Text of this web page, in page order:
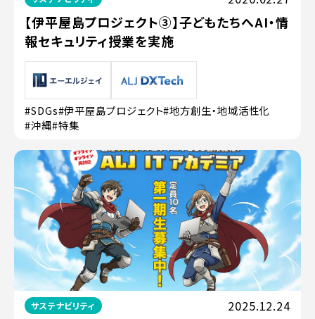
【伊平屋島プロジェクト③】子どもたちへAI・情
報セキュリティ授業を実施
#SDGs#伊平屋島プロジェクト#地方創生・地域活性化
#沖縄#特集
サステナビリティ 2025.12.24